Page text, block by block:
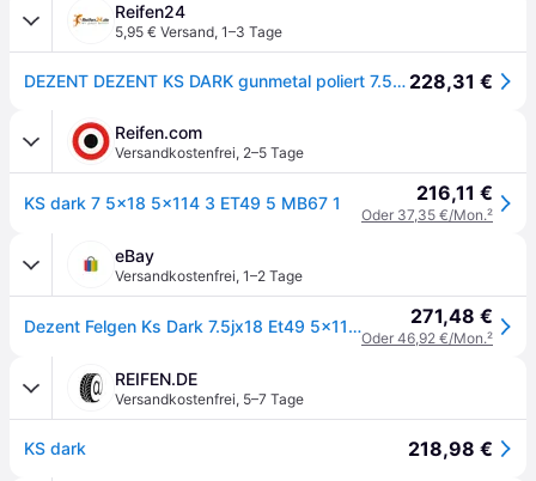
Reifen24
5,95 € Versand, 1–3 Tage
DEZENT DEZENT KS DARK gunmetal poliert 7.5Jx18 5x114.3 ET49.5 228,31 €
Reifen.com
Versandkostenfrei, 2–5 Tage
KS dark 7 5x18 5x114 3 ET49 5 MB67 1 216,11 €
Oder 37,35 €/Mon.²
eBay
Versandkostenfrei, 1–2 Tage
Dezent Felgen Ks Dark 7.5jx18 Et49 5x114.3 Für Mazda 3 6 Cx-3 Cx-5 Cx-7 Mx-5 Alu 271,48 €
Oder 46,92 €/Mon.²
REIFEN.DE
Versandkostenfrei, 5–7 Tage
KS dark 218,98 €